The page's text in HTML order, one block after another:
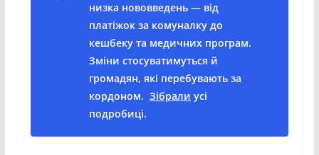
низка нововведень — від
платіжок за комуналку до
кешбеку та медичних програм.
Зміни стосуватимуться й
громадян, які перебувають за
кордоном. Зібрали усі
подробиці.